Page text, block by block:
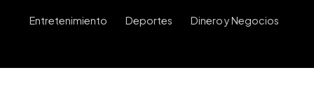
Entretenimiento Deportes Dinero y Negocios